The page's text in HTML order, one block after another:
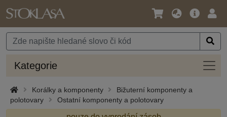
Jazyk
Měna
Hlavní
Kategorie
Korálky a komponenty
Bižuterní komponenty a
polotovary
Ostatní komponenty a polotovary